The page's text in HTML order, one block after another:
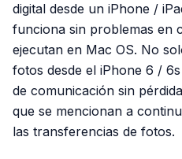
digital desde un iPhone /
funciona sin problemas en
ejecutan en Mac OS. No
fotos desde el iPhone 6 /
de comunicación sin
que se mencionan a
las transferencias de fotos.